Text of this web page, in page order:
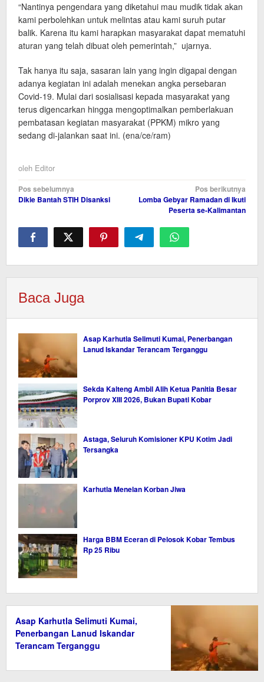
“Nantinya pengendara yang diketahui mau mudik tidak akan
kami perbolehkan untuk melintas atau kami suruh putar
balik. Karena itu kami harapkan masyarakat dapat mematuhi
aturan yang telah dibuat oleh pemerintah,” ujarnya.
Tak hanya itu saja, sasaran lain yang ingin digapai dengan
adanya kegiatan ini adalah menekan angka persebaran
Covid-19. Mulai dari sosialisasi kepada masyarakat yang
terus digencarkan hingga mengoptimalkan pemberlakuan
pembatasan kegiatan masyarakat (PPKM) mikro yang
sedang di-jalankan saat ini. (ena/ce/ram)
oleh Editor
Navigasi
pos
Pos sebelumnya
Dikie Bantah STIH Disanksi
Pos berikutnya
Lomba Gebyar Ramadan di Ikuti
Peserta se-Kalimantan
Baca Juga
Asap Karhutla Selimuti Kumai, Penerbangan
Lanud Iskandar Terancam Terganggu
Sekda Kalteng Ambil Alih Ketua Panitia Besar
Porprov XIII 2026, Bukan Bupati Kobar
Astaga, Seluruh Komisioner KPU Kotim Jadi
Tersangka
Karhutla Menelan Korban Jiwa
Harga BBM Eceran di Pelosok Kobar Tembus
Rp 25 Ribu
Asap Karhutla Selimuti Kumai,
Penerbangan Lanud Iskandar
Terancam Terganggu